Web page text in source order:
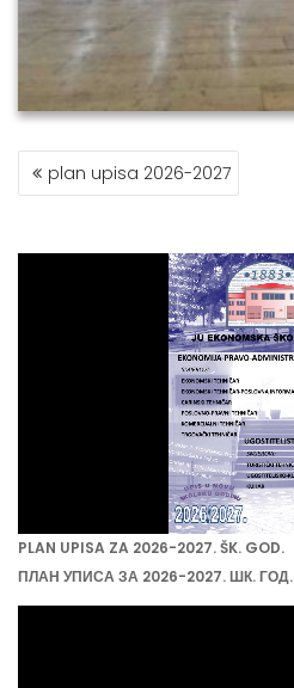
POST
NAVIGATION
plan upisa 2026-2027
PLAN UPISA ZA 2026-2027. ŠK. GOD.
ПЛАН УПИСА ЗА 2026-2027. ШК. ГОД.